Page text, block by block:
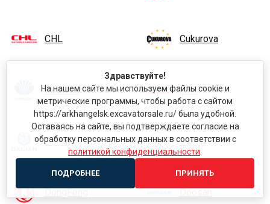
CHL Cukurova
Daewoo DAF
Dalian Dayun
DongFeng Doosan
Здравствуйте!
На нашем сайте мы используем файлы cookie и
метрические программы, чтобы работа с сайтом
https://arkhangelsk.excavatorsale.ru/ была удобной.
Оставаясь на сайте, вы подтверждаете согласие на
обработку персональных данных в соответствии с
политикой конфиденциальности
ПОДРОБНЕЕ ПРИНЯТЬ